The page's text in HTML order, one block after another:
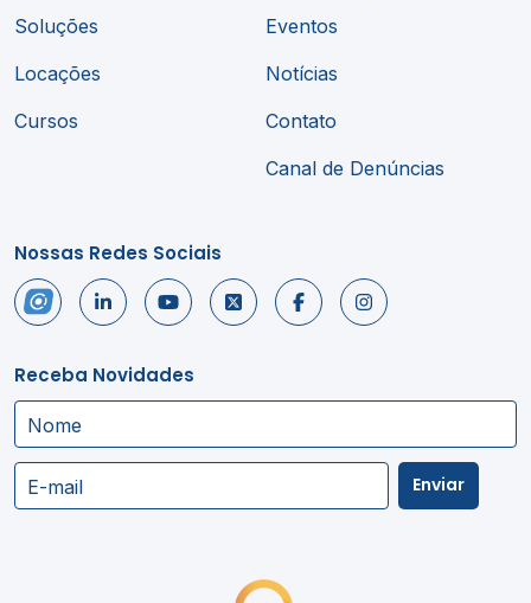
Soluções
Locações
Cursos
Eventos
Notícias
Contato
Canal de Denúncias
Nossas Redes Sociais
Receba Novidades
Nome
E-mail Enviar